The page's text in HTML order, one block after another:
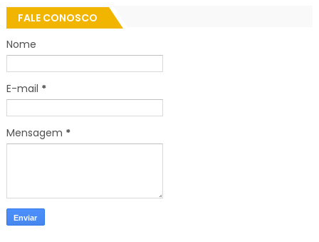
FALE CONOSCO
Nome
E-mail *
Mensagem *